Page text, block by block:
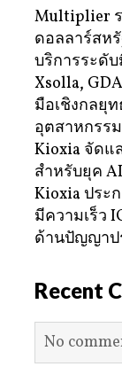
Multiplier ร
ดอลลาร์สห
บริการระดั
Xsolla,
มือเชิงกลยุท
อุตสาหกรร
Kioxia จัดแ
สำหรับยุค
Kioxia ประ
มีความเร็ว
ด้านปัญญาป
Recent
No